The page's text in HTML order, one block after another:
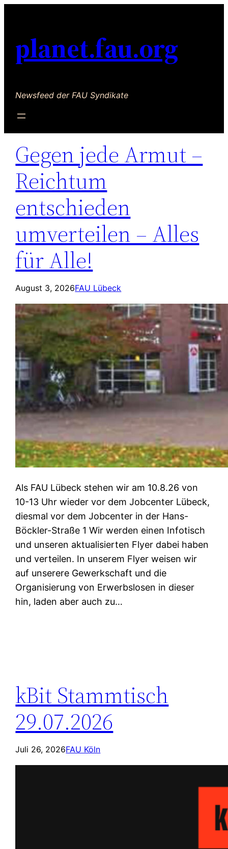
planet.fau.org
Newsfeed der FAU Syndikate
Gegen jede Armut –
Reichtum
entschieden
umverteilen – Alles
für Alle!
August 3, 2026FAU Lübeck
Als FAU Lübeck stehen wir am 10.8.26 von
10-13 Uhr wieder vor dem Jobcenter Lübeck,
diesmal vor dem Jobcenter in der Hans-
Böckler-Straße 1 Wir werden einen Infotisch
und unseren aktualisierten Flyer dabei haben
und verteilen. In unserem Flyer weisen wir
auf unserere Gewerkschaft und die
Organisierung von Erwerbslosen in dieser
hin, laden aber auch zu…
kBit Stammtisch
29.07.2026
Juli 26, 2026FAU Köln